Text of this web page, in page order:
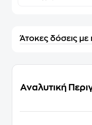
Άτοκες δόσεις με
Αναλυτική